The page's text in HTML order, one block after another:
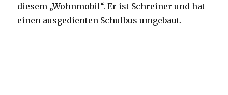
diesem „Wohnmobil“. Er ist Schreiner und hat
einen ausgedienten Schulbus umgebaut.